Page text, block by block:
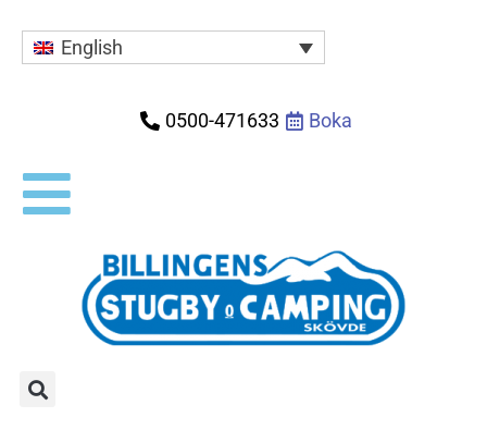
English
0500-471633 Boka